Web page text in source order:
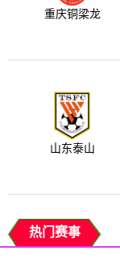
重庆铜梁龙
山东泰山
热门赛事